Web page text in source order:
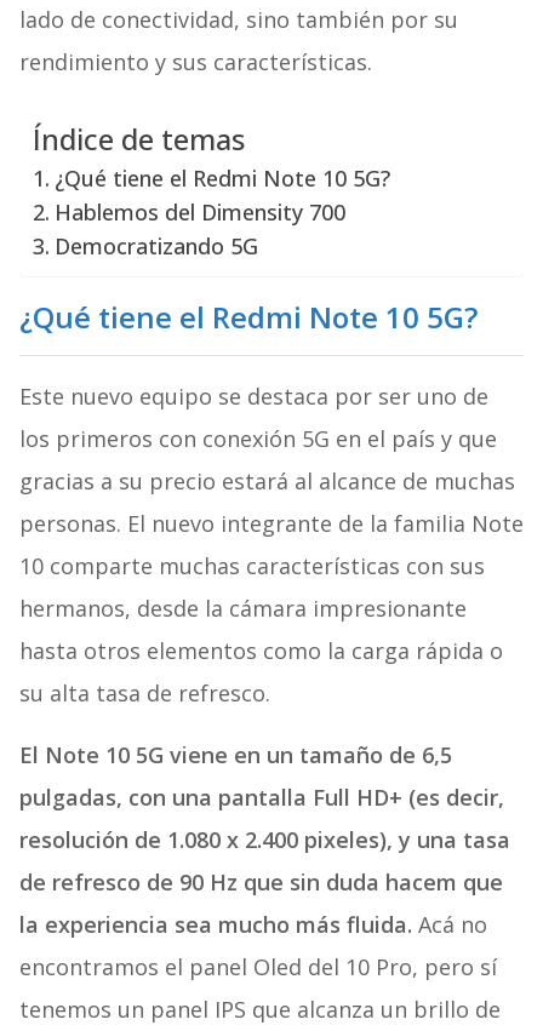
lado de conectividad, sino también por su
rendimiento y sus características.
Índice de temas
¿Qué tiene el Redmi Note 10 5G?
Hablemos del Dimensity 700
Democratizando 5G
¿Qué tiene el Redmi Note 10 5G?
Este nuevo equipo se destaca por ser uno de
los primeros con conexión 5G en el país y que
gracias a su precio estará al alcance de muchas
personas. El nuevo integrante de la familia Note
10 comparte muchas características con sus
hermanos, desde la cámara impresionante
hasta otros elementos como la carga rápida o
su alta tasa de refresco.
El Note 10 5G viene en un tamaño de 6,5
pulgadas, con una pantalla Full HD+ (es decir,
resolución de 1.080 x 2.400 pixeles), y una tasa
de refresco de 90 Hz que sin duda hacem que
la experiencia sea mucho más fluida. Acá no
encontramos el panel Oled del 10 Pro, pero sí
tenemos un panel IPS que alcanza un brillo de